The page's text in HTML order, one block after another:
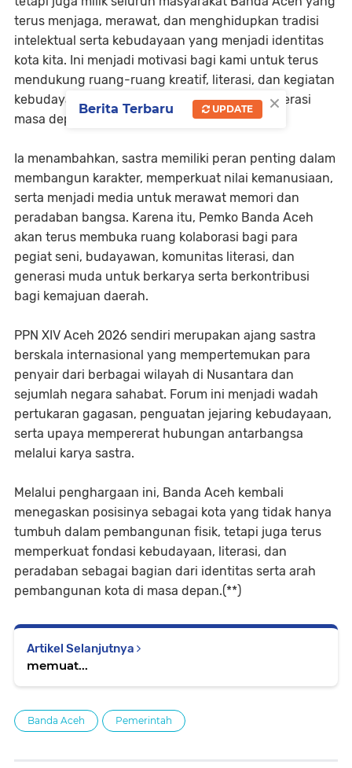
terus menjaga, merawat, dan menghidupkan tradisi
intelektual serta kebudayaan yang menjadi identitas
kota kita. Ini menjadi motivasi bagi kami untuk terus
mendukung ruang-ruang kreatif, literasi, dan kegiatan
kebudayaan yang memberi manfaat bagi generasi
masa depan,” ujar Afdhal.
Ia menambahkan, sastra memiliki peran penting dalam
membangun karakter, memperkuat nilai kemanusiaan,
serta menjadi media untuk merawat memori dan
peradaban bangsa. Karena itu, Pemko Banda Aceh
akan terus membuka ruang kolaborasi bagi para
pegiat seni, budayawan, komunitas literasi, dan
generasi muda untuk berkarya serta berkontribusi
bagi kemajuan daerah.
PPN XIV Aceh 2026 sendiri merupakan ajang sastra
berskala internasional yang mempertemukan para
penyair dari berbagai wilayah di Nusantara dan
sejumlah negara sahabat. Forum ini menjadi wadah
pertukaran gagasan, penguatan jejaring kebudayaan,
serta upaya mempererat hubungan antarbangsa
melalui karya sastra.
Melalui penghargaan ini, Banda Aceh kembali
menegaskan posisinya sebagai kota yang tidak hanya
tumbuh dalam pembangunan fisik, tetapi juga terus
memperkuat fondasi kebudayaan, literasi, dan
peradaban sebagai bagian dari identitas serta arah
pembangunan kota di masa depan.(**)
Artikel Selanjutnya
memuat...
Banda Aceh Pemerintah
×
Berita Terbaru UPDATE